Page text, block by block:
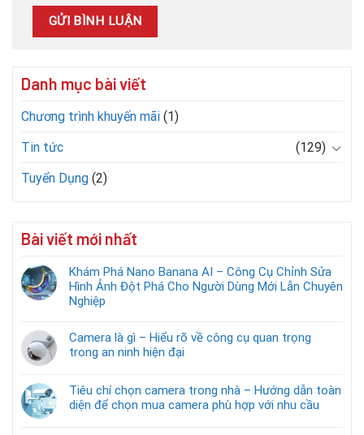
Danh mục bài viết
Chương trình khuyến mãi (1)
Tin tức
(129)
Tuyển Dụng (2)
Bài viết mới nhất
Khám Phá Nano Banana AI – Công Cụ Chỉnh Sửa
Hình Ảnh Đột Phá Cho Người Dùng Mới Lẫn Chuyên
Nghiệp
Camera là gì – Hiểu rõ về công cụ quan trọng
trong an ninh hiện đại
Tiêu chí chọn camera trong nhà – Hướng dẫn toàn
diện để chọn mua camera phù hợp với nhu cầu